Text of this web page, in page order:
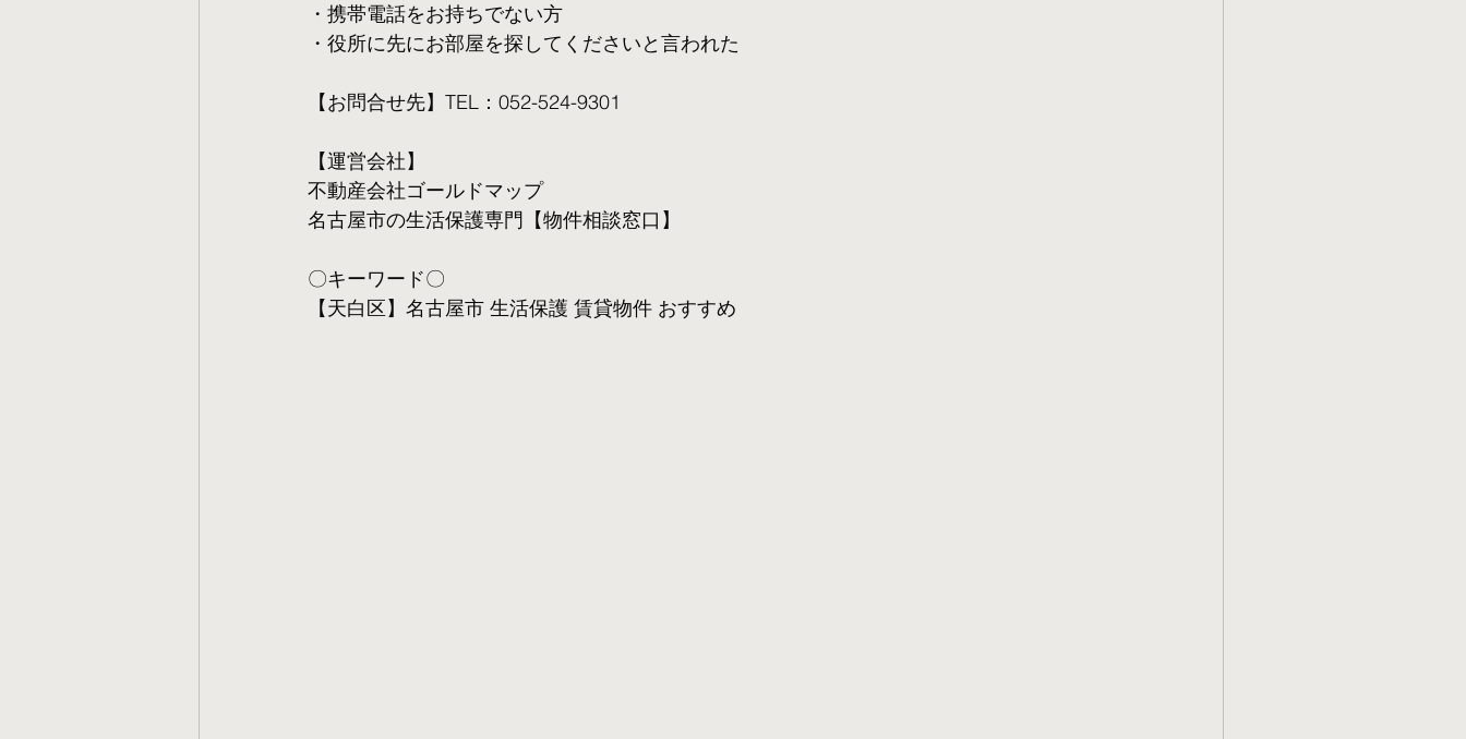
・携帯電話をお持ちでない方
・役所に先にお部屋を探してくださいと言われた
【お問合せ先】TEL：052-524-9301
【運営会社】
不動産会社ゴールドマップ
名古屋市の生活保護専門【物件相談窓口】
〇キーワード〇
【天白区】名古屋市 生活保護 賃貸物件 おすすめ